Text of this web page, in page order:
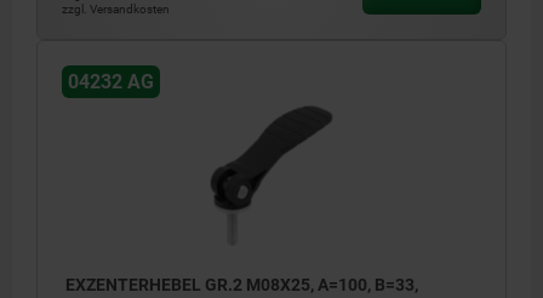
zzgl. Versandkosten
04232 AG
EXZENTERHEBEL GR.2 M08X25, A=100, B=33,